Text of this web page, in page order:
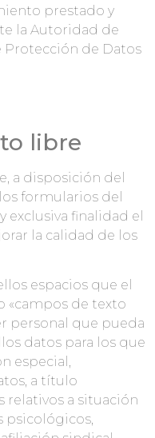
prestado y
la Autoridad de
Protección de Datos
libre
a disposición del
formularios del
exclusiva finalidad el
la calidad de los
espacios que el
«campos de texto
personal que pueda
datos para los que
especial,
a título
relativos a situación
psicológicos,